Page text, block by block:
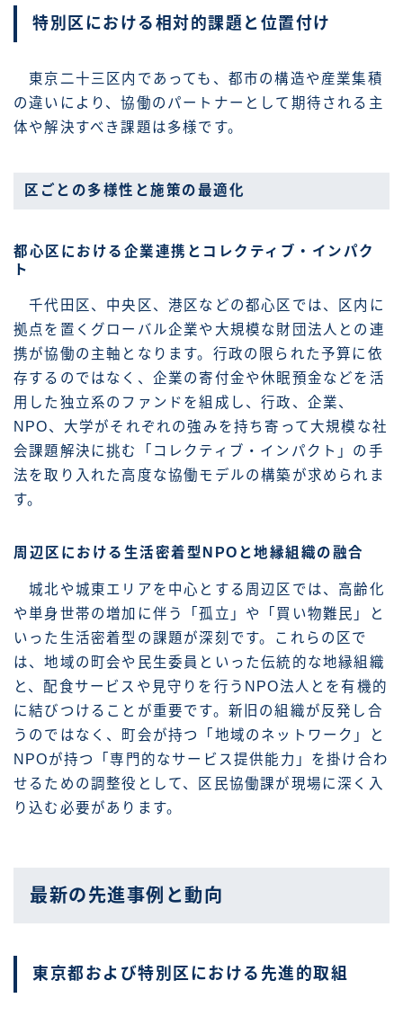
特別区における相対的課題と位置付け
東京二十三区内であっても、都市の構造や産業集積
の違いにより、協働のパートナーとして期待される主
体や解決すべき課題は多様です。
区ごとの多様性と施策の最適化
都心区における企業連携とコレクティブ・インパク
ト
千代田区、中央区、港区などの都心区では、区内に
拠点を置くグローバル企業や大規模な財団法人との連
携が協働の主軸となります。行政の限られた予算に依
存するのではなく、企業の寄付金や休眠預金などを活
用した独立系のファンドを組成し、行政、企業、
NPO、大学がそれぞれの強みを持ち寄って大規模な社
会課題解決に挑む「コレクティブ・インパクト」の手
法を取り入れた高度な協働モデルの構築が求められま
す。
周辺区における生活密着型NPOと地縁組織の融合
城北や城東エリアを中心とする周辺区では、高齢化
や単身世帯の増加に伴う「孤立」や「買い物難民」と
いった生活密着型の課題が深刻です。これらの区で
は、地域の町会や民生委員といった伝統的な地縁組織
と、配食サービスや見守りを行うNPO法人とを有機的
に結びつけることが重要です。新旧の組織が反発し合
うのではなく、町会が持つ「地域のネットワーク」と
NPOが持つ「専門的なサービス提供能力」を掛け合わ
せるための調整役として、区民協働課が現場に深く入
り込む必要があります。
最新の先進事例と動向
東京都および特別区における先進的取組